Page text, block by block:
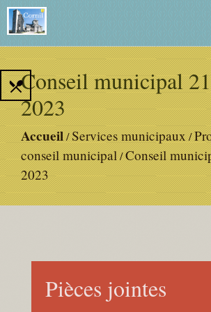
Conseil municipal
2023
Accueil/Services municipaux/
conseil municipal/Conseil
2023
local_dining
Pièces jointes